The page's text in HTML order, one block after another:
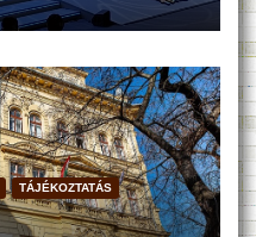
TÁJÉKOZTATÁS